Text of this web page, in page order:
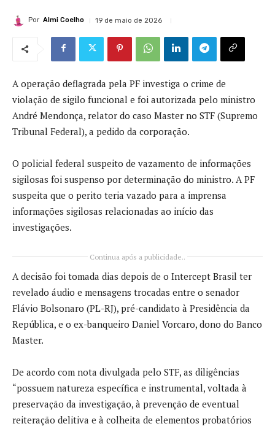
Por Almi Coelho 19 de maio de 2026
A operação deflagrada pela PF investiga o crime de
violação de sigilo funcional e foi autorizada pelo ministro
André Mendonça, relator do caso Master no STF (Supremo
Tribunal Federal), a pedido da corporação.
O policial federal suspeito de vazamento de informações
sigilosas foi suspenso por determinação do ministro. A PF
suspeita que o perito teria vazado para a imprensa
informações sigilosas relacionadas ao início das
investigações.
Continua após a publicidade..
A decisão foi tomada dias depois de o Intercept Brasil ter
revelado áudio e mensagens trocadas entre o senador
Flávio Bolsonaro (PL-RJ), pré-candidato à Presidência da
República, e o ex-banqueiro Daniel Vorcaro, dono do Banco
Master.
De acordo com nota divulgada pelo STF, as diligências
“possuem natureza específica e instrumental, voltada à
preservação da investigação, à prevenção de eventual
reiteração delitiva e à colheita de elementos probatórios